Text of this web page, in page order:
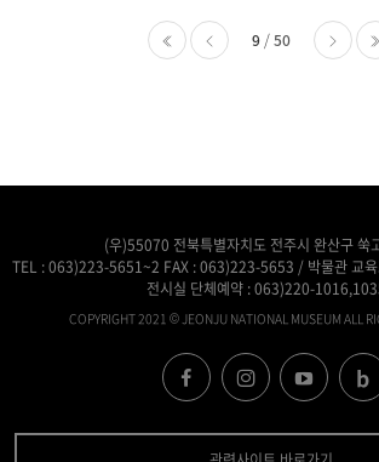
9
50
(우)55070 전북특별자치도 전주시 완산구 쑥
TEL :063)223-5651~2 FAX : 063)223-5653 / 박물관 교
전시실 단체예약 :063)220-
COPYRIGHT 2021 © JEONJU NATIONAL MUSEUM ALL